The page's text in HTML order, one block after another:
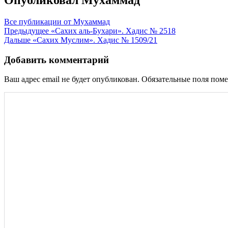
Все публикации от Мухаммад
Навигация
по
записям
Предыдущее «Сахих аль-Бухари». Хадис № 2518
Дальше «Сахих Муслим». Хадис № 1509/21
Добавить комментарий
Ваш адрес email не будет опубликован. Обязательные поля